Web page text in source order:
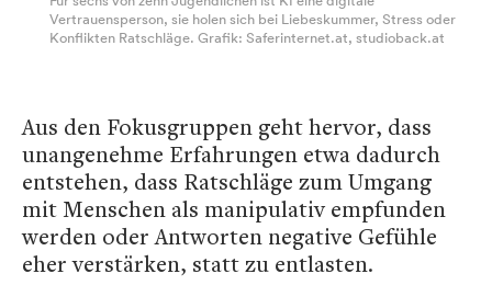
Vertrauensperson, sie holen sich bei Liebeskummer, Stress oder
Konflikten Ratschläge. Grafik: Saferinternet.at, studioback.at
Aus den Fokusgruppen geht hervor, dass
unangenehme Erfahrungen etwa dadurch
entstehen, dass Ratschläge zum Umgang
mit Menschen als manipulativ empfunden
werden oder Antworten negative Gefühle
eher verstärken, statt zu entlasten.